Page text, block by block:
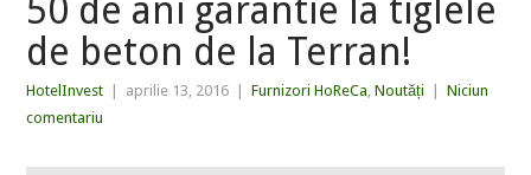
50 de ani garantie la tiglele
de beton de la Terran!
HotelInvest aprilie 13, 2016 Furnizori HoReCa,Noutăți
Niciun
comentariu